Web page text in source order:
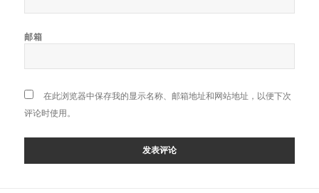
邮箱
在此浏览器中保存我的显示名称、邮箱地址和网站地址，以便下次
评论时使用。